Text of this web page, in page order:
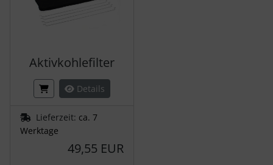
Aktivkohlefilter
Details
Lieferzeit: ca. 7
Werktage
49,55 EUR